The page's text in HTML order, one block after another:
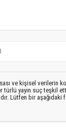
ve kişisel verilerin
türlü yayın suç teşkil
Lütfen bir aşağıdaki